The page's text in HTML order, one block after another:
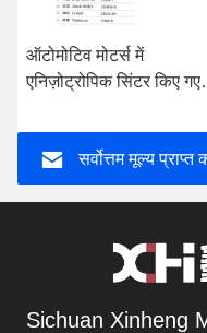
ऑटोमोटिव मोटर्स में
एनिज़ोट्रोपिक सिंटर किए गए
किया जाता है W5168A
सर्वोत्तम मूल्य प्राप्त
Sichuan Xinheng